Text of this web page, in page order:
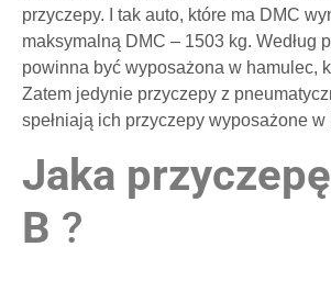
przyczepy. I tak auto, które ma DMC
maksymalną DMC – 1503 kg. Według
powinna być wyposażona w hamulec,
Zatem jedynie przyczepy z
spełniają ich przyczepy wyposażone
Jaka
B ?